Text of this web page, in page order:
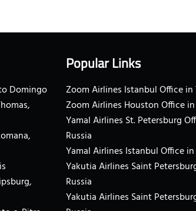
Domingo
Popular Links
Zoom Airlines Istanbul Office in
Zoom Airlines Houston Office in
Yamal Airlines St. Petersburg
Russia
Yamal Airlines Istanbul Office
Yakutia Airlines Saint
Russia
Yakutia Airlines Saint